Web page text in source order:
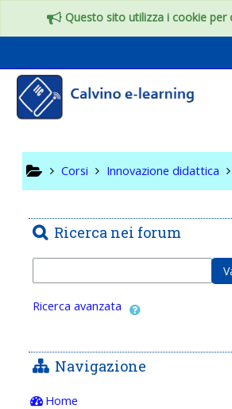
Questo sito utilizza i cookie
Corsi Innovazione didattica
Ricerca nei forum
Cerca
Ricerca avanzata
Navigazione
Home